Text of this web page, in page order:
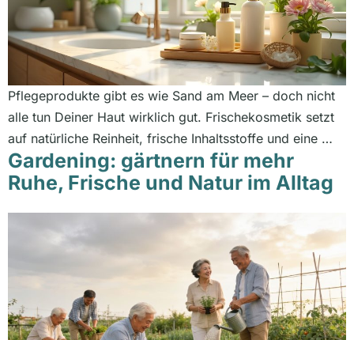
Pflegeprodukte gibt es wie Sand am Meer – doch nicht
alle tun Deiner Haut wirklich gut. Frischekosmetik setzt
auf natürliche Reinheit, frische Inhaltsstoffe und eine …
Gardening: gärtnern für mehr
Ruhe, Frische und Natur im Alltag